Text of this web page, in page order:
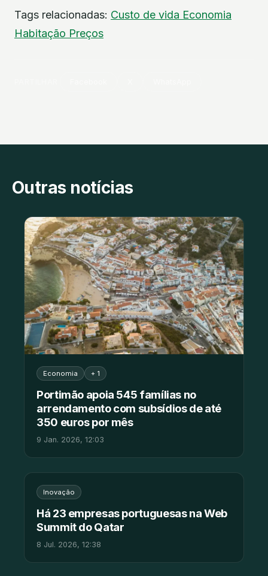
Tags relacionadas: Custo de vida Economia
Habitação Preços
Outras notícias
Economia + 1
Portimão apoia 545 famílias no
arrendamento com subsídios de até
350 euros por mês
9 Jan. 2026, 12:03
Inovação
Há 23 empresas portuguesas na Web
Summit do Qatar
8 Jul. 2026, 12:38